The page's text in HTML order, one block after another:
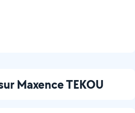
Maxence TEKOU